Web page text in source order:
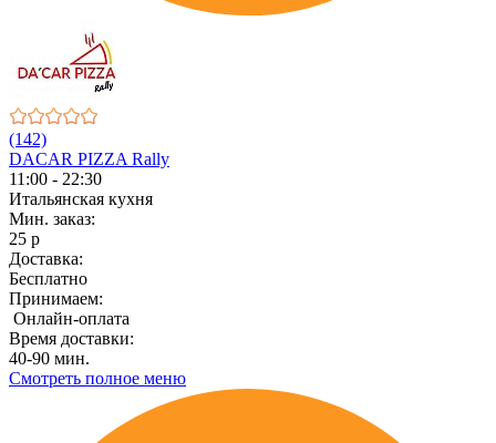
(142)
DACAR PIZZA Rally
11:00 - 22:30
Итальянская кухня
Мин. заказ:
25 р
Доставка:
Бесплатно
Принимаем:
Онлайн-оплата
Время доставки:
40-90 мин.
Смотреть полное меню